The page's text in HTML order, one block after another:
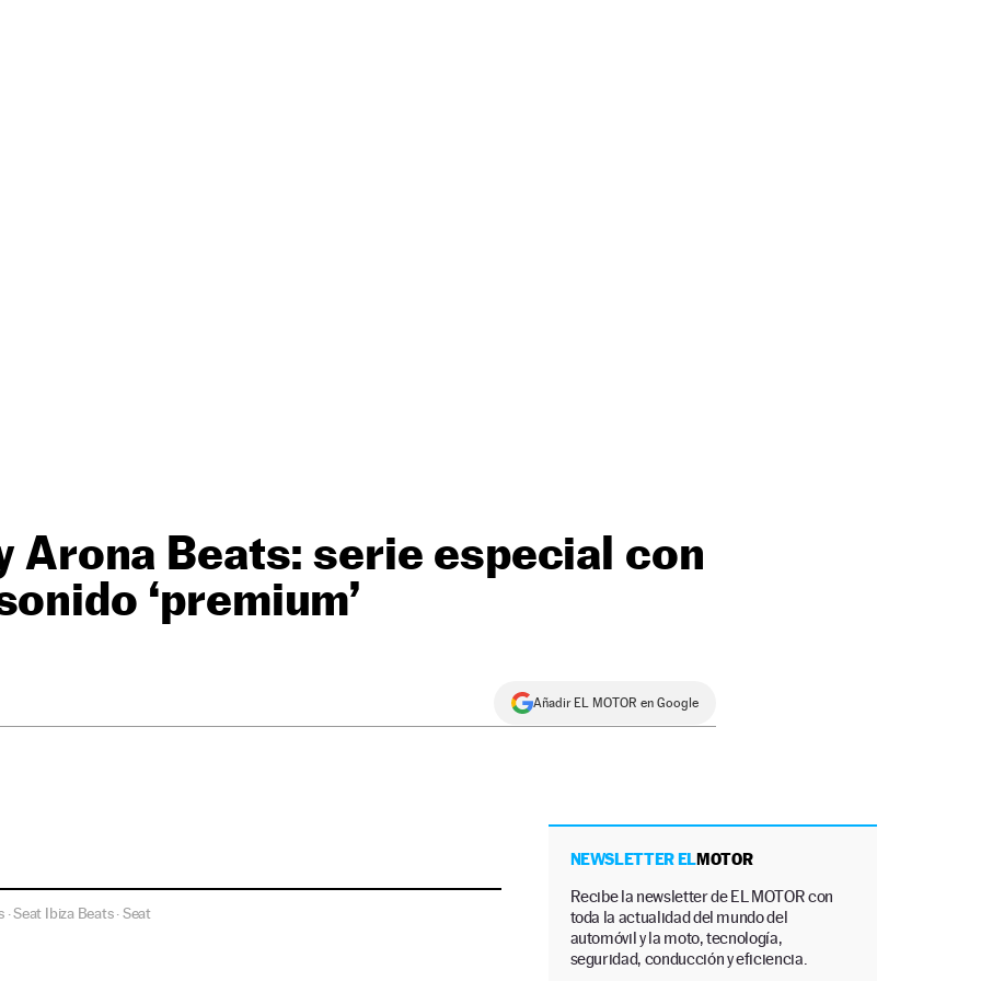
Arona Beats: serie especial con
‘premium’
Añadir EL MOTOR en Google
·Seat Ibiza Beats·Seat
NEWSLETTER ELMOTOR
Recibe la newsletter de EL MOTOR con
toda la actualidad del mundo del
automóvil y la moto, tecnología,
seguridad, conducción y eficiencia.